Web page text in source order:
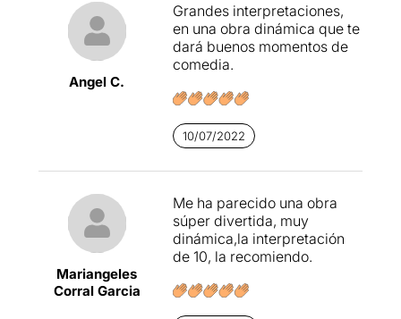
Angel C.
Grandes interpretaciones,
en una obra dinámica que te
dará buenos momentos de
comedia.
10/07/2022
Mariangeles
Corral Garcia
Me ha parecido una obra
súper divertida, muy
dinámica,la interpretación
de 10, la recomiendo.